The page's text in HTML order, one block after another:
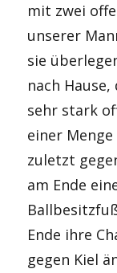
mit zwei
unserer
sie
nach
sehr stark
einer
zuletzt
am Ende
Ende ihre
gegen Kiel